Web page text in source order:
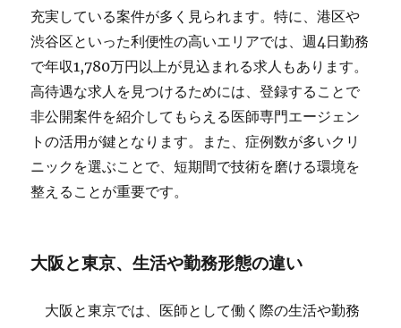
充実している案件が多く見られます。特に、港区や
渋谷区といった利便性の高いエリアでは、週4日勤務
で年収1,780万円以上が見込まれる求人もあります。
高待遇な求人を見つけるためには、登録することで
非公開案件を紹介してもらえる医師専門エージェン
トの活用が鍵となります。また、症例数が多いクリ
ニックを選ぶことで、短期間で技術を磨ける環境を
整えることが重要です。
大阪と東京、生活や勤務形態の違い
大阪と東京では、医師として働く際の生活や勤務